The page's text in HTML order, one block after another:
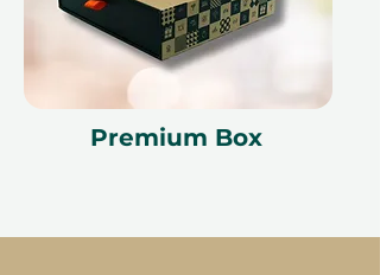
могут изменяться.
Premium Box